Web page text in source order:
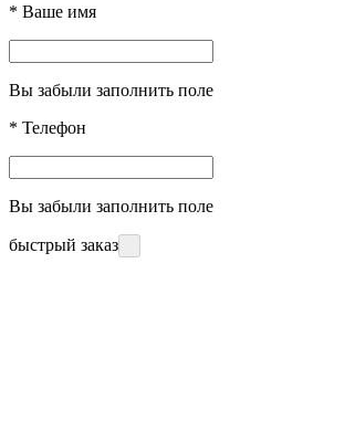
* Ваше имя
Вы забыли заполнить поле
* Телефон
Вы забыли заполнить поле
быстрый заказ